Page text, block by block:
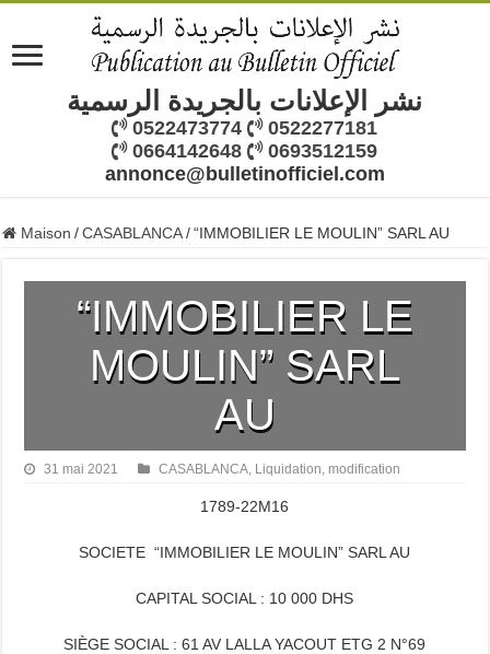
نشر الإعلانات بالجريدة الرسمية
0522473774
0522277181
0664142648
0693512159
annonce@bulletinofficiel.com
Maison / CASABLANCA / “IMMOBILIER LE MOULIN” SARL AU
“IMMOBILIER LE
MOULIN” SARL
AU
31 mai 2021 CASABLANCA, Liquidation, modification
1789-22M16
SOCIETE “IMMOBILIER LE MOULIN” SARL AU
CAPITAL SOCIAL : 10 000 DHS
SIÈGE SOCIAL : 61 AV LALLA YACOUT ETG 2 N°69